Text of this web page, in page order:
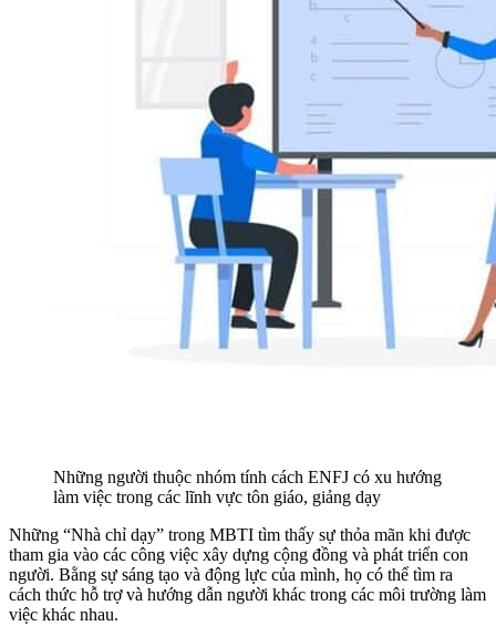
Những người thuộc nhóm tính cách ENFJ có xu hướng
làm việc trong các lĩnh vực tôn giáo, giảng dạy
Những “Nhà chỉ dạy” trong MBTI tìm thấy sự thỏa mãn khi được
tham gia vào các công việc xây dựng cộng đồng và phát triển con
người. Bằng sự sáng tạo và động lực của mình, họ có thể tìm ra
cách thức hỗ trợ và hướng dẫn người khác trong các môi trường làm
việc khác nhau.